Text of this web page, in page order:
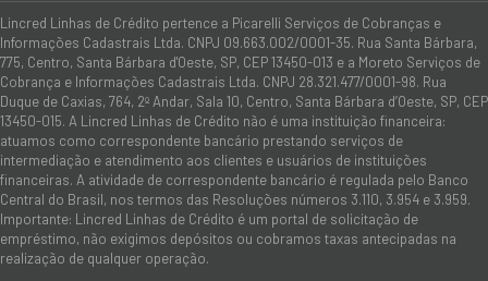
Lincred Linhas de Crédito pertence a Picarelli Serviços de Cobranças e
Informações Cadastrais Ltda. CNPJ 09.663.002/0001-35. Rua Santa Bárbara,
775, Centro, Santa Bárbara d'Oeste, SP, CEP 13450-013 e a Moreto Serviços de
Cobrança e Informações Cadastrais Ltda. CNPJ 28.321.477/0001-98. Rua
Duque de Caxias, 764, 2º Andar, Sala 10, Centro, Santa Bárbara d’Oeste, SP, CEP
13450-015. A Lincred Linhas de Crédito não é uma instituição financeira:
atuamos como correspondente bancário prestando serviços de
intermediação e atendimento aos clientes e usuários de instituições
financeiras. A atividade de correspondente bancário é regulada pelo Banco
Central do Brasil, nos termos das Resoluções números 3.110, 3.954 e 3.959.
Importante: Lincred Linhas de Crédito é um portal de solicitação de
empréstimo, não exigimos depósitos ou cobramos taxas antecipadas na
realização de qualquer operação.